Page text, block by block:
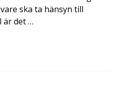
ska ta hänsyn till
är det …